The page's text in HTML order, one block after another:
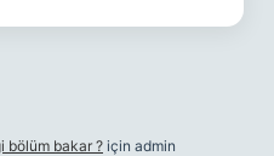
bölüm bakar ? için admin